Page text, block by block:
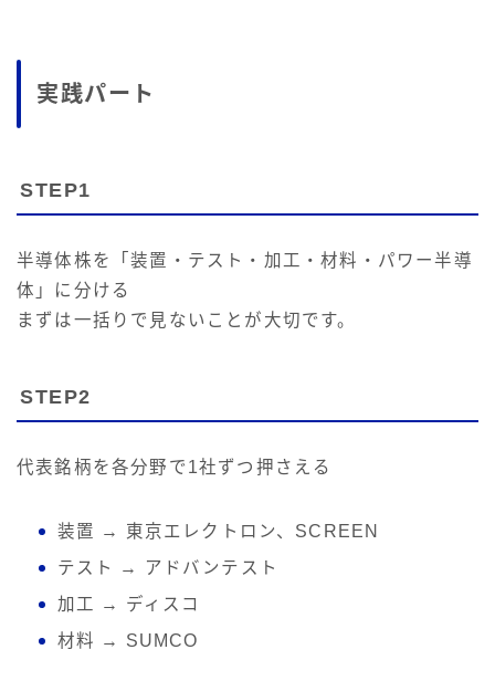
実践パート
STEP1
半導体株を「装置・テスト・加工・材料・パワー半導
体」に分ける
まずは一括りで見ないことが大切です。
STEP2
代表銘柄を各分野で1社ずつ押さえる
装置 → 東京エレクトロン、SCREEN
テスト → アドバンテスト
加工 → ディスコ
材料 → SUMCO